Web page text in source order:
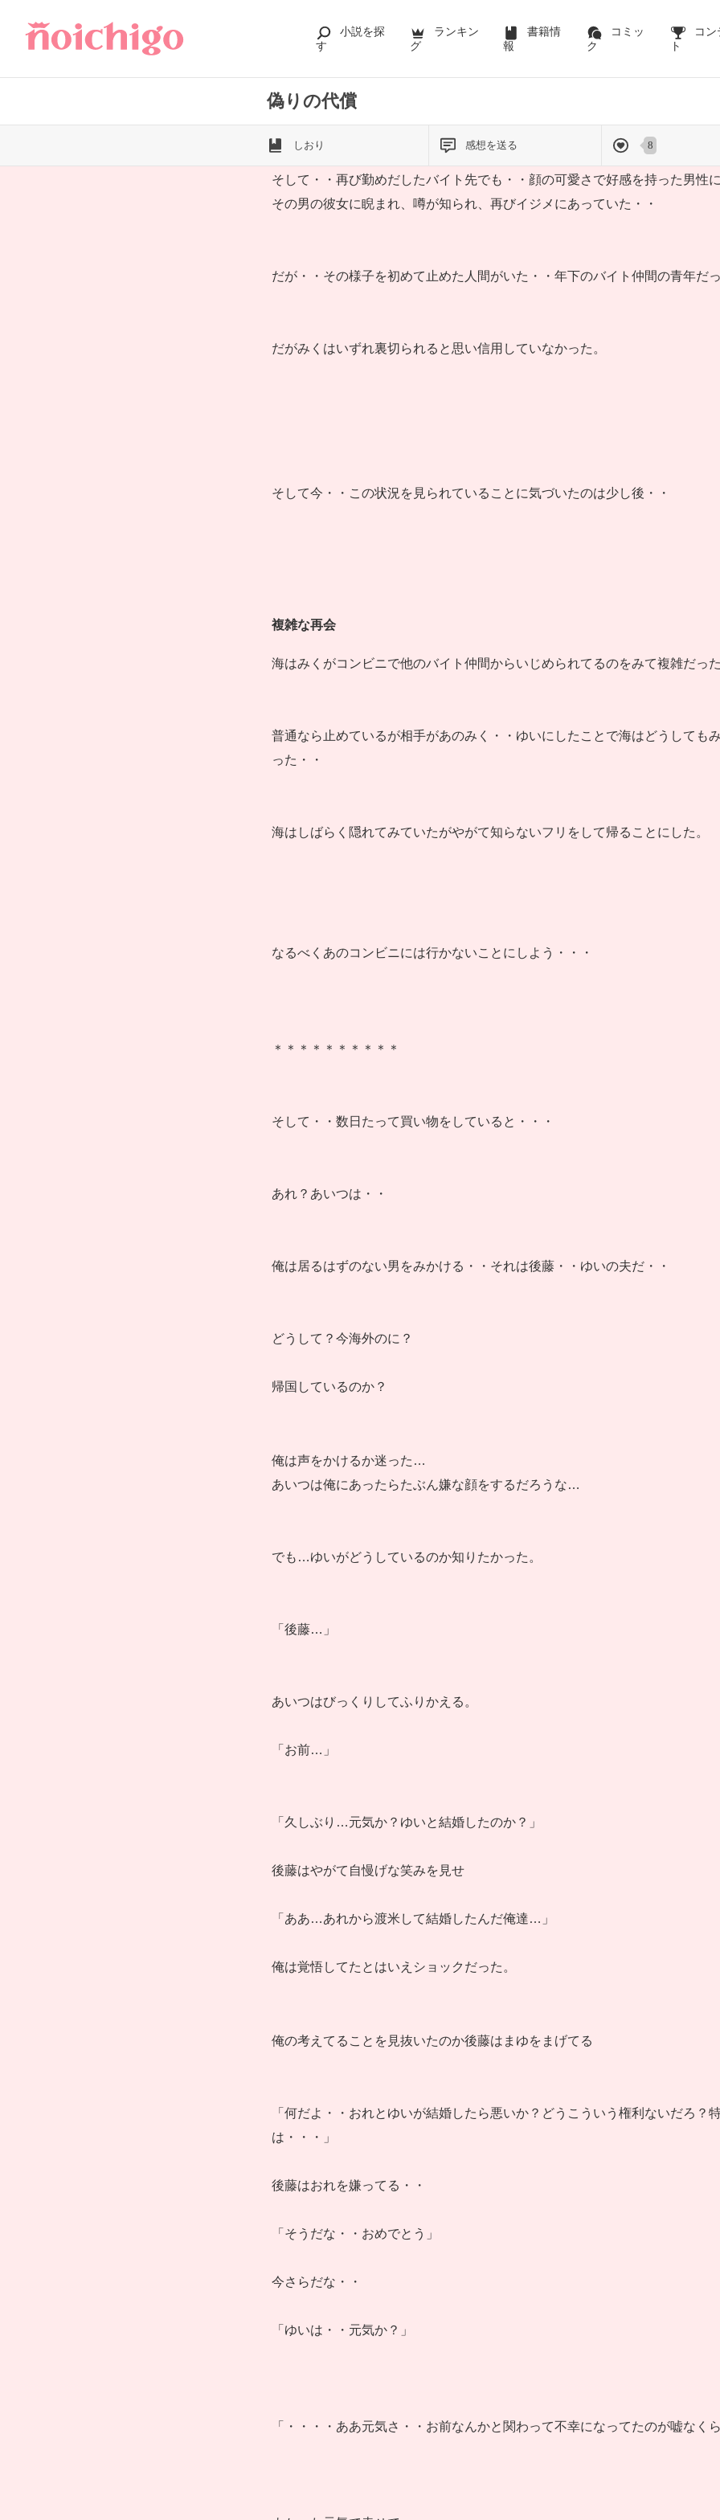
小説を探
す
ランキン
グ
書籍情
報
コミッ
ク
コン
ト
偽りの代償
しおり 感想を送る 8
そして・・再び勤めだしたバイト先でも・・顔の可愛さで好感を持った男性に
その男の彼女に睨まれ、噂が知られ、再びイジメにあっていた・・
だが・・その様子を初めて止めた人間がいた・・年下のバイト仲間の青年だ
だがみくはいずれ裏切られると思い信用していなかった。
そして今・・この状況を見られていることに気づいたのは少し後・・
複雑な再会
海はみくがコンビニで他のバイト仲間からいじめられてるのをみて複雑だっ
普通なら止めているが相手があのみく・・ゆいにしたことで海はどうしても
った・・
海はしばらく隠れてみていたがやがて知らないフリをして帰ることにした。
なるべくあのコンビニには行かないことにしよう・・・
＊＊＊＊＊＊＊＊＊＊
そして・・数日たって買い物をしていると・・・
あれ？あいつは・・
俺は居るはずのない男をみかける・・それは後藤・・ゆいの夫だ・・
どうして？今海外のに？
帰国しているのか？
俺は声をかけるか迷った…
あいつは俺にあったらたぶん嫌な顔をするだろうな…
でも…ゆいがどうしているのか知りたかった。
「後藤…」
あいつはびっくりしてふりかえる。
「お前…」
「久しぶり…元気か？ゆいと結婚したのか？」
後藤はやがて自慢げな笑みを見せ
「ああ…あれから渡米して結婚したんだ俺達…」
俺は覚悟してたとはいえショックだった。
俺の考えてることを見抜いたのか後藤はまゆをまげてる
「何だよ・・おれとゆいが結婚したら悪いか？どうこういう権利ないだろ？
は・・・」
後藤はおれを嫌ってる・・
「そうだな・・おめでとう」
今さらだな・・
「ゆいは・・元気か？」
「・・・・ああ元気さ・・お前なんかと関わって不幸になってたのが嘘なくら